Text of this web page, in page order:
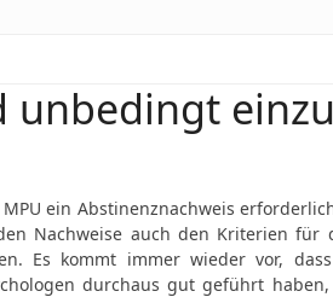
unbedingt
ein Abstinenznachweis
Nachweise auch den Kriterien für
Es kommt immer wieder vor,
durchaus gut geführt